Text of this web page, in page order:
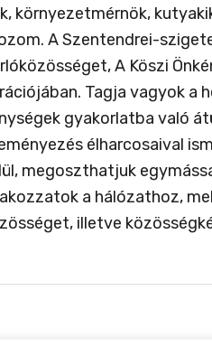
környezetmérnök,
A Szentendrei-
A Köszi
Tagja vagyok
gyakorlatba való
élharcosaival
megoszthatjuk
a hálózathoz,
illetve